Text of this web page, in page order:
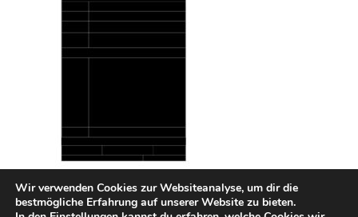
Wir verwenden Cookies zur Websiteanalyse, um dir die
bestmögliche Erfahrung auf unserer Website zu bieten.